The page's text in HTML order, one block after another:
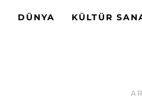
DÜNYA KÜLTÜR